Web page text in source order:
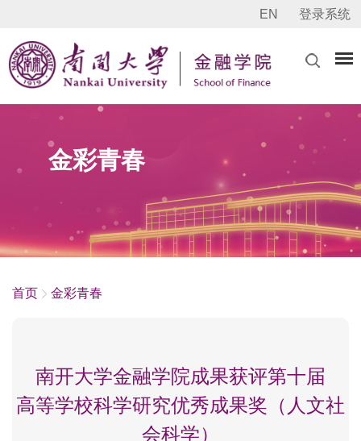
EN 登录系统
金彩青春
首页 金彩青春
南开大学金融学院成果获评第十届
高等学校科学研究优秀成果奖（人文社
会科学）